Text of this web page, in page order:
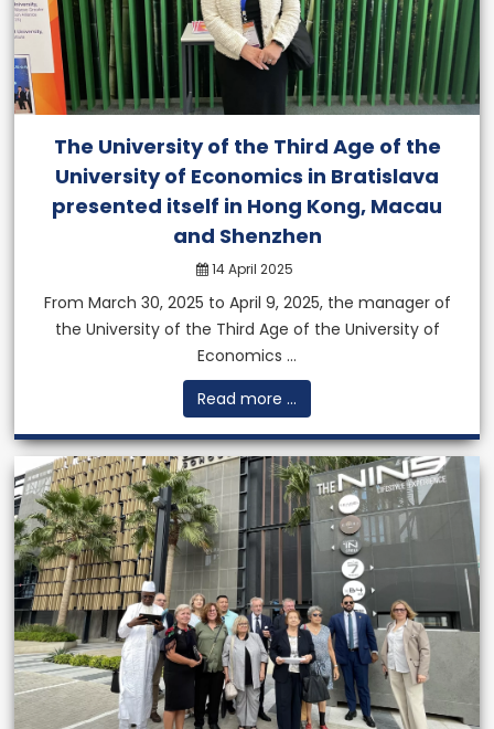
The University of the Third Age of the
University of Economics in Bratislava
presented itself in Hong Kong, Macau
and Shenzhen
14 April 2025
From March 30, 2025 to April 9, 2025, the manager of
the University of the Third Age of the University of
Economics ...
Read more ...